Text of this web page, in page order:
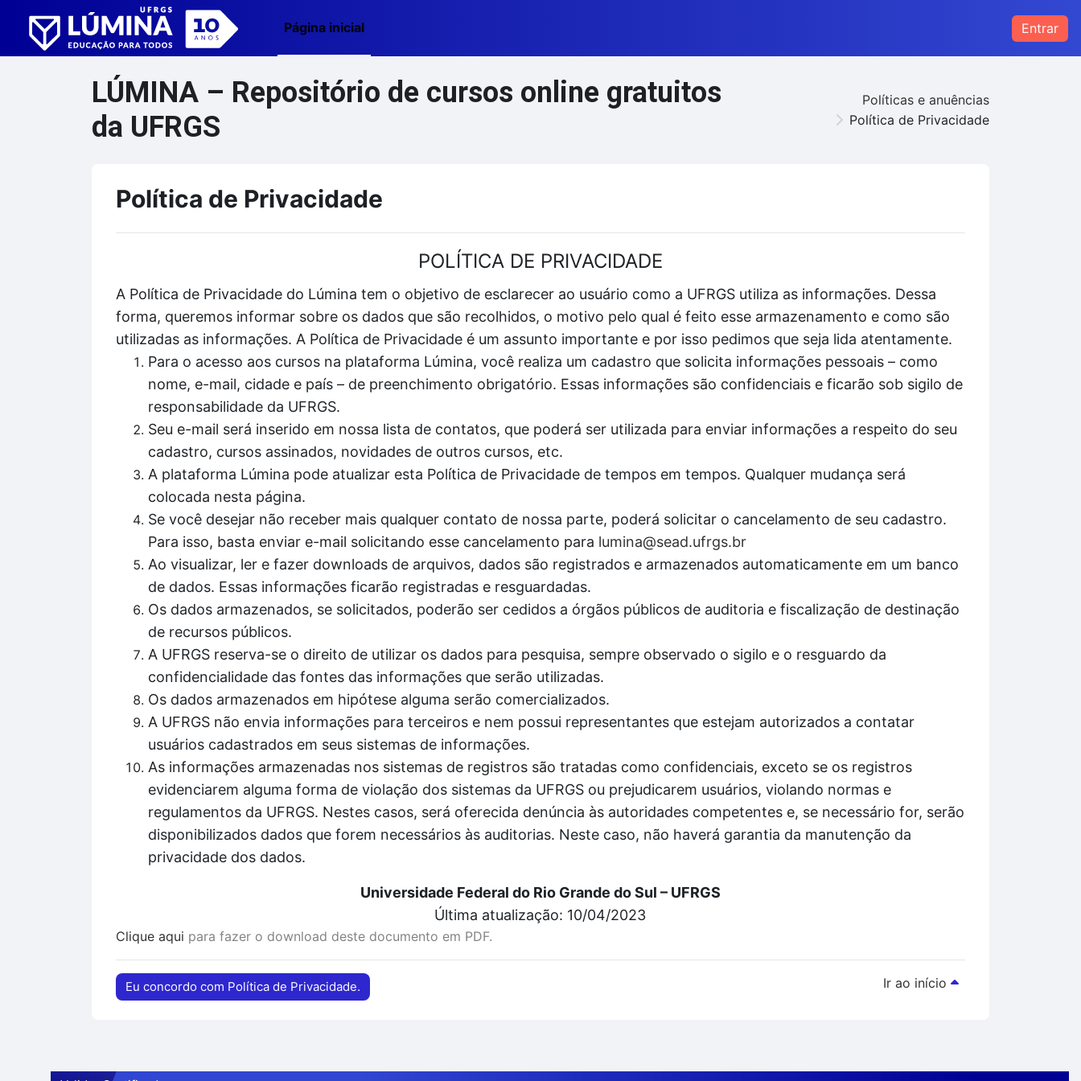
Ir para o conteúdo principal
Página inicial
Entrar
LÚMINA – Repositório de cursos online gratuitos
da UFRGS
Políticas e anuências
Política de Privacidade
Política de Privacidade
POLÍTICA DE PRIVACIDADE
A Política de Privacidade do Lúmina tem o objetivo de esclarecer ao usuário como a UFRGS utiliza as informações. Dessa
forma, queremos informar sobre os dados que são recolhidos, o motivo pelo qual é feito esse armazenamento e como são
utilizadas as informações. A Política de Privacidade é um assunto importante e por isso pedimos que seja lida atentamente.
Para o acesso aos cursos na plataforma Lúmina, você realiza um cadastro que solicita informações pessoais – como
nome, e-mail, cidade e país – de preenchimento obrigatório. Essas informações são confidenciais e ficarão sob sigilo de
responsabilidade da UFRGS.
Seu e-mail será inserido em nossa lista de contatos, que poderá ser utilizada para enviar informações a respeito do seu
cadastro, cursos assinados, novidades de outros cursos, etc.
A plataforma Lúmina pode atualizar esta Política de Privacidade de tempos em tempos. Qualquer mudança será
colocada nesta página.
Se você desejar não receber mais qualquer contato de nossa parte, poderá solicitar o cancelamento de seu cadastro.
Para isso, basta enviar e-mail solicitando esse cancelamento para lumina@sead.ufrgs.br
Ao visualizar, ler e fazer downloads de arquivos, dados são registrados e armazenados automaticamente em um banco
de dados. Essas informações ficarão registradas e resguardadas.
Os dados armazenados, se solicitados, poderão ser cedidos a órgãos públicos de auditoria e fiscalização de destinação
de recursos públicos.
A UFRGS reserva-se o direito de utilizar os dados para pesquisa, sempre observado o sigilo e o resguardo da
confidencialidade das fontes das informações que serão utilizadas.
Os dados armazenados em hipótese alguma serão comercializados.
A UFRGS não envia informações para terceiros e nem possui representantes que estejam autorizados a contatar
usuários cadastrados em seus sistemas de informações.
As informações armazenadas nos sistemas de registros são tratadas como confidenciais, exceto se os registros
evidenciarem alguma forma de violação dos sistemas da UFRGS ou prejudicarem usuários, violando normas e
regulamentos da UFRGS. Nestes casos, será oferecida denúncia às autoridades competentes e, se necessário for, serão
disponibilizados dados que forem necessários às auditorias. Neste caso, não haverá garantia da manutenção da
privacidade dos dados.
Universidade Federal do Rio Grande do Sul – UFRGS
Última atualização: 10/04/2023
Clique aqui para fazer o download deste documento em PDF.
Eu concordo com Política de Privacidade. Ir ao início